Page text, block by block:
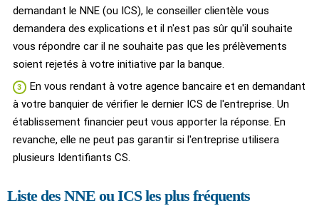
demandant le NNE (ou ICS), le conseiller clientèle vous
demandera des explications et il n'est pas sûr qu'il souhaite
vous répondre car il ne souhaite pas que les prélèvements
soient rejetés à votre initiative par la banque.
En vous rendant à votre agence bancaire et en demandant
à votre banquier de vérifier le dernier ICS de l'entreprise. Un
établissement financier peut vous apporter la réponse. En
revanche, elle ne peut pas garantir si l'entreprise utilisera
plusieurs Identifiants CS.
Liste des NNE ou ICS les plus fréquents